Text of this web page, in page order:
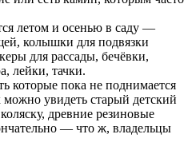
летом и осенью в саду —
колышки для подвязки
для рассады, бечёвки,
лейки, тачки.
которые пока не поднимается
увидеть старый детский
древние резиновые
— что ж, владельцы